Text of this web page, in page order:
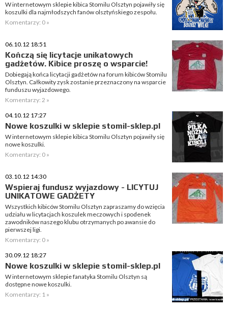
W internetowym sklepie kibica Stomilu Olsztyn pojawiły się
koszulki dla najmłodszych fanów olsztyńskiego zespołu.
Komentarzy: 0 »
06.10.12 18:51
Kończą się licytacje unikatowych
gadżetów. Kibice proszę o wsparcie!
Dobiegają końca licytacji gadżetów na forum kibiców Stomilu
Olsztyn. Całkowity zysk zostanie przeznaczony na wsparcie
funduszu wyjazdowego.
Komentarzy: 2 »
04.10.12 17:27
Nowe koszulki w sklepie stomil-sklep.pl
W internetowym sklepie kibica Stomilu Olsztyn pojawiły się
nowe koszulki.
Komentarzy: 0 »
03.10.12 14:30
Wspieraj fundusz wyjazdowy - LICYTUJ
UNIKATOWE GADŻETY
Wszystkich kibiców Stomilu Olsztyn zapraszamy do wzięcia
udziału w licytacjach koszulek meczowych i spodenek
zawodników naszego klubu otrzymanych po awansie do
pierwszej ligi.
Komentarzy: 0 »
30.09.12 18:27
Nowe koszulki w sklepie stomil-sklep.pl
W internetowym sklepie fanatyka Stomilu Olsztyn są
dostępne nowe koszulki.
Komentarzy: 1 »